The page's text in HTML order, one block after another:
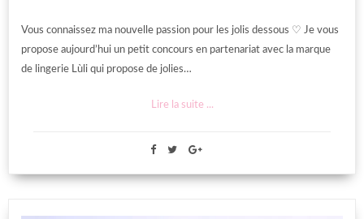
Vous connaissez ma nouvelle passion pour les jolis dessous ♡ Je vous
propose aujourd’hui un petit concours en partenariat avec la marque
de lingerie Lùli qui propose de jolies…
Lire la suite ...